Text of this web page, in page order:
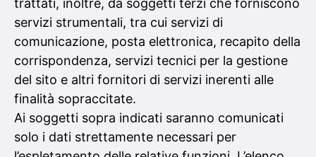
servizi strumentali, tra cui servizi di
comunicazione, posta elettronica, recapito della
corrispondenza, servizi tecnici per la gestione
del sito e altri fornitori di servizi inerenti alle
finalità sopraccitate.
Ai soggetti sopra indicati saranno comunicati
solo i dati strettamente necessari per